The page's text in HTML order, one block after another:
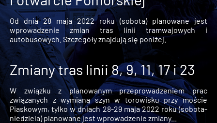
Od dnia 28 maja 2022 roku (sobota) planowane jest
wprowadzenie zmian tras linii tramwajowych i
autobusowych. Szczegóły znajdują się poniżej.
Zmiany tras linii 8, 9, 11, 17 i 23
W związku z planowanym przeprowadzeniem prac
związanych z wymianą szyn w torowisku przy moście
Piaskowym, tylko w dniach 28-29 maja 2022 roku (sobota-
niedziela) planowane jest wprowadzenie zmiany...